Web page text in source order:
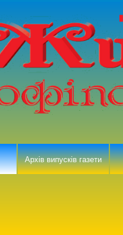
Архів випусків газети